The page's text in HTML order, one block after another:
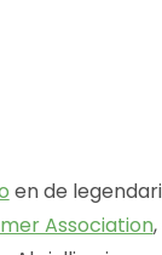
en de
Association